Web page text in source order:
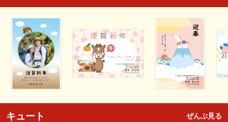
キュート ぜんぶ見る